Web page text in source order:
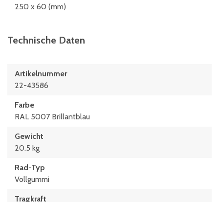
250 x 60 (mm)
Technische Daten
Artikelnummer
22-43586
Farbe
RAL 5007 Brillantblau
Gewicht
20.5 kg
Rad-Typ
Vollgummi
Tragkraft